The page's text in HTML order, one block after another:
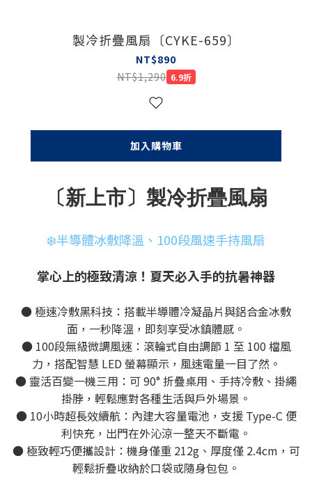
製冷折疊風扇〔CYKE-659〕
NT$890
NT$1,290 6.9折
加入購物車
〔新上市〕製冷折疊風扇
❄️半導體冰敷降溫、100段風速手持風扇
掌心上的極致清涼！夏天必入手的抗暑神器
● 極速冷敷黑科技：搭載半導體冷凝晶片與鋁合金冰敷
面，一秒降溫，即刻享受冰鎮體感。
● 100段無級微調風速：滾輪式自由調節 1 至 100 檔風
力，搭配智慧 LED 螢幕顯示，風速電量一目了然。
● 靈活百變一機三用：可 90° 折疊桌用、手持冷敷、掛繩
掛脖，輕鬆應對各種生活與戶外場景。
● 10小時超長效續航：內建大容量電池，支援 Type-C 便
利快充，出門在外沁涼一整天不斷電。
● 極致輕巧便攜設計：機身僅重 212g、厚度僅 2.4cm，可
輕鬆折疊收納於口袋或隨身包包。